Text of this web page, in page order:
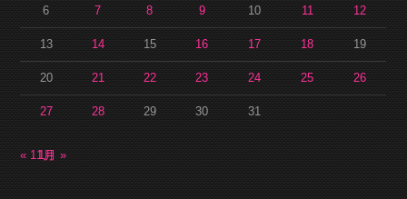
6 7 8 9 10 11 12
13 14 15 16 17 18 19
20 21 22 23 24 25 26
27 28 29 30 31
« 11月1月 »